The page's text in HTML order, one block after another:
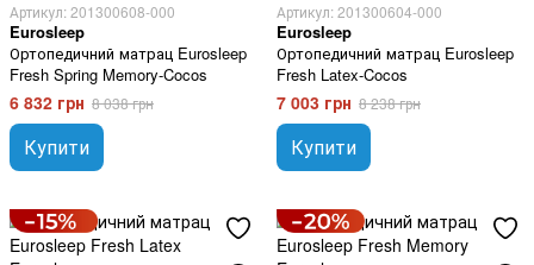
Артикул: 201300608-000
Eurosleep
Ортопедичний матрац Eurosleep
Fresh Spring Memory-Cocos
6 832 грн 8 038 грн
Купити
Артикул: 201300604-000
Eurosleep
Ортопедичний матрац Eurosleep
Fresh Latex-Cocos
7 003 грн 8 238 грн
Купити